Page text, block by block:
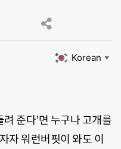
Korean ▼
준다’면 누구나 고개를
자 워런버핏이 와도 이